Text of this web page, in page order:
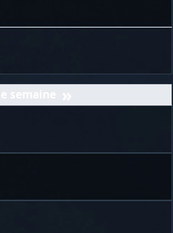
»